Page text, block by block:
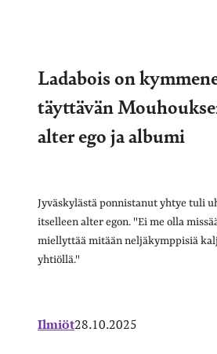
Ladabois on
täyttävän
alter ego ja albumi
Jyväskylästä ponnistanut yhtye tuli
itselleen alter egon. "Ei me olla
miellyttää mitään neljäkymppisiä
yhtiöllä."
Ilmiöt28.10.2025